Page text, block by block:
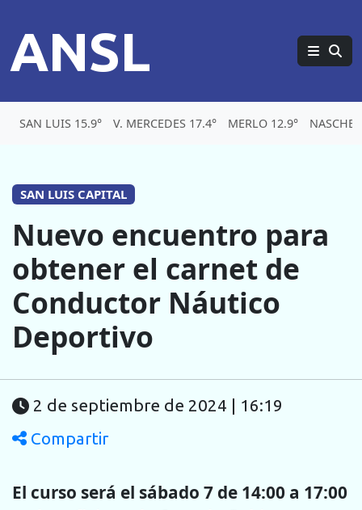
ANSL
SAN LUIS 15.9° V. MERCEDES 17.4° MERLO 12.9°
SAN LUIS CAPITAL
Nuevo encuentro para
obtener el carnet de
Conductor Náutico
Deportivo
2 de septiembre de 2024 | 16:19
Compartir
El curso será el sábado 7 de 14:00 a 17:00